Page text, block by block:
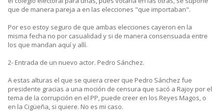
que de manera pareja a en las elecciones "que importaban".
Por eso estoy seguro de que ambas elecciones cayeron en la
misma fecha no por casualidad y si de manera consensuada entre
los que mandan aquí y allí.
2- Entrada de un nuevo actor. Pedro Sánchez.
A estas alturas el que se quiera creer que Pedro Sánchez fue
presidente gracias a una moción de censura que sacó a Rajoy por el
tema de la corrupción en el PP, puede creer en los Reyes Magos, o
en la Cigüeña, si quiere. No es mi caso.